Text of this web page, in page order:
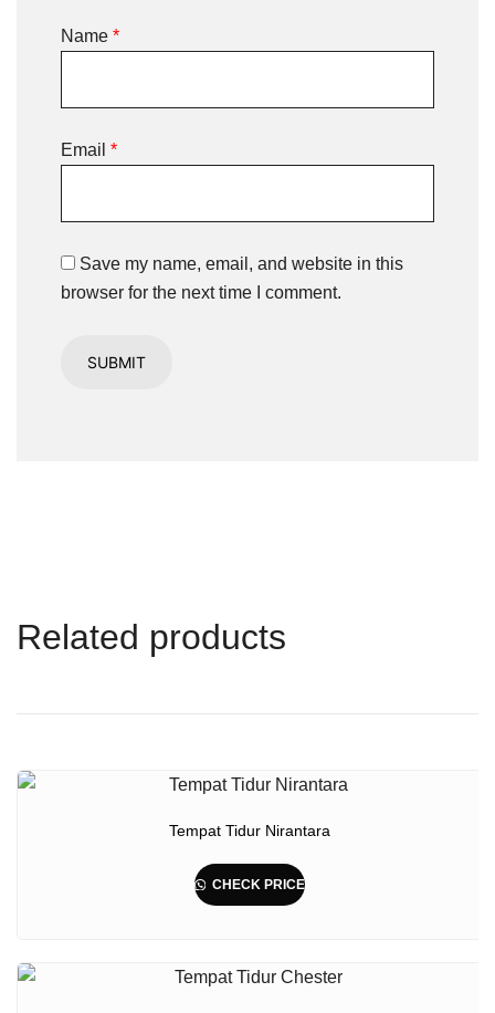
Name *
Email *
Save my name, email, and website in this
browser for the next time I comment.
Related products
Tempat Tidur Nirantara
CHECK PRICE